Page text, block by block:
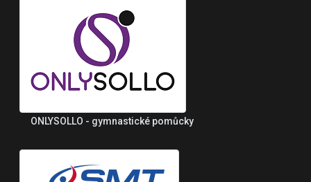
ONLYSOLLO - gymnastické pomůcky